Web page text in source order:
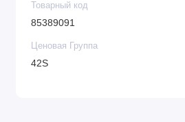
Товарный код
85389091
Ценовая Группа
42S